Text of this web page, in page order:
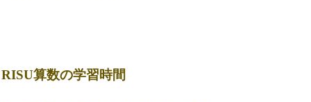
RISU算数の学習時間